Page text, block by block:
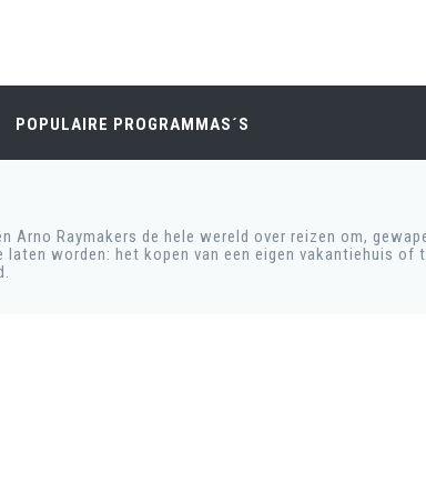
POPULAIRE PROGRAMMAS´S
Arno Raymakers de hele wereld over reizen om,
worden: het kopen van een eigen vakantiehuis